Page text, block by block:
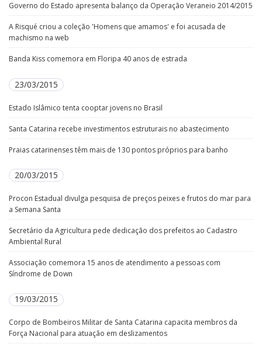
Governo do Estado apresenta balanço da Operação Veraneio 2014/2015
A Risqué criou a coleção 'Homens que amamos' e foi acusada de
machismo na web
Banda Kiss comemora em Floripa 40 anos de estrada
23/03/2015
Estado Islâmico tenta cooptar jovens no Brasil
Santa Catarina recebe investimentos estruturais no abastecimento
Praias catarinenses têm mais de 130 pontos próprios para banho
20/03/2015
Procon Estadual divulga pesquisa de preços peixes e frutos do mar para
a Semana Santa
Secretário da Agricultura pede dedicação dos prefeitos ao Cadastro
Ambiental Rural
Associação comemora 15 anos de atendimento a pessoas com
Síndrome de Down
19/03/2015
Corpo de Bombeiros Militar de Santa Catarina capacita membros da
Força Nacional para atuação em deslizamentos